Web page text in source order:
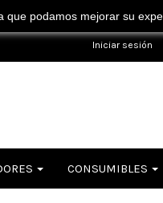
superiores a 50€ !
Iniciar sesión
CONSUMIBLES
podamos mejorar su